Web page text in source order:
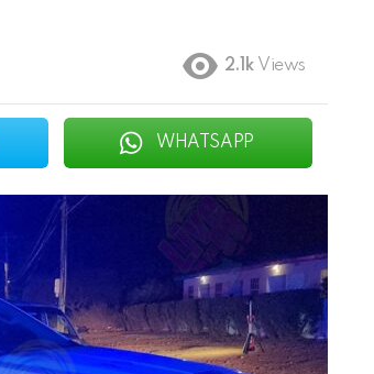
2.1k Views
WHATSAPP